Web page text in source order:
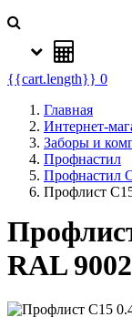
{{cart.length}} 0
Главная
Интернет-
Заборы и
Профнастил
Профнастил
Профлист
RAL